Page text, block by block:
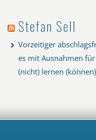
Stefan Sell
Vorzeitiger
es mit Ausnahmen für
(nicht) lernen (können)